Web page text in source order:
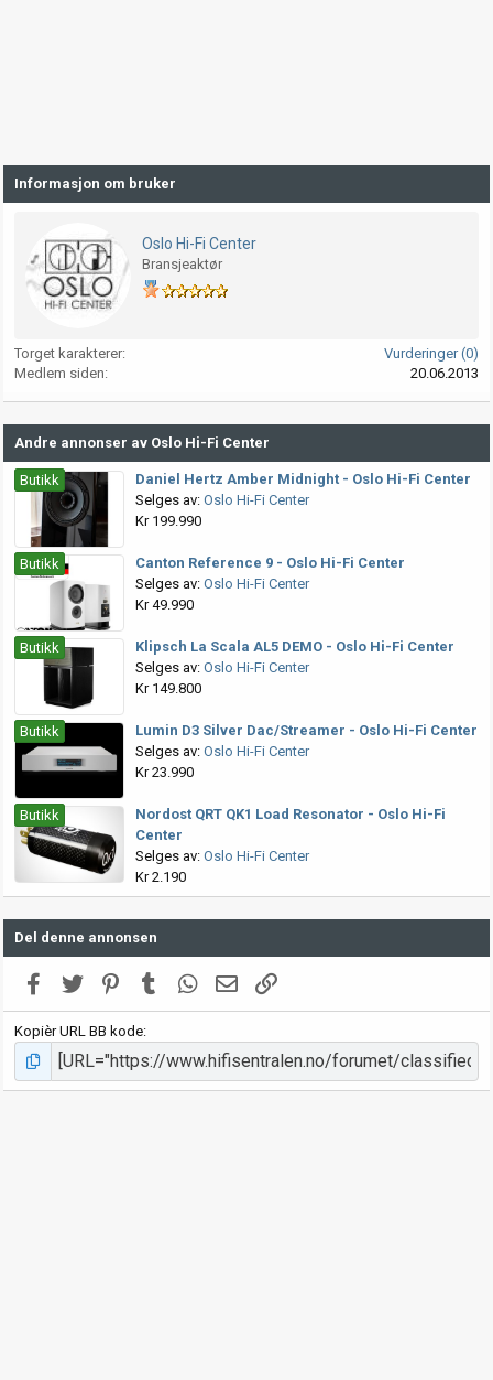
Informasjon om bruker
Oslo Hi-Fi Center
Bransjeaktør
Torget karakterer
Vurderinger (0)
Medlem siden
20.06.2013
Andre annonser av Oslo Hi-Fi Center
Butikk
Daniel Hertz Amber Midnight - Oslo Hi-Fi Center
Selges av: Oslo Hi-Fi Center
Kr 199.990
Butikk
Canton Reference 9 - Oslo Hi-Fi Center
Selges av: Oslo Hi-Fi Center
Kr 49.990
Butikk
Klipsch La Scala AL5 DEMO - Oslo Hi-Fi Center
Selges av: Oslo Hi-Fi Center
Kr 149.800
Butikk
Lumin D3 Silver Dac/Streamer - Oslo Hi-Fi Center
Selges av: Oslo Hi-Fi Center
Kr 23.990
Butikk
Nordost QRT QK1 Load Resonator - Oslo Hi-Fi
Center
Selges av: Oslo Hi-Fi Center
Kr 2.190
Del denne annonsen
Facebook
Twitter PinterestTumblr WhatsApp
E-postLink
Kopièr URL BB kode